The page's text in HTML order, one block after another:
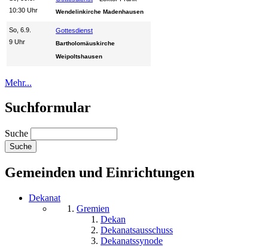
10:30 Uhr
Wendelinkirche Madenhausen
So, 6.9.
9 Uhr
Gottesdienst
Bartholomäuskirche
Weipoltshausen
Mehr...
Suchformular
Suche
Gemeinden und Einrichtungen
Dekanat
Gremien
Dekan
Dekanatsausschuss
Dekanatssynode